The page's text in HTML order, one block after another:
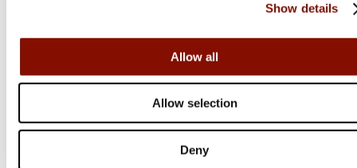
Show details
Allow all
Allow selection
Deny
Online: Få i lager